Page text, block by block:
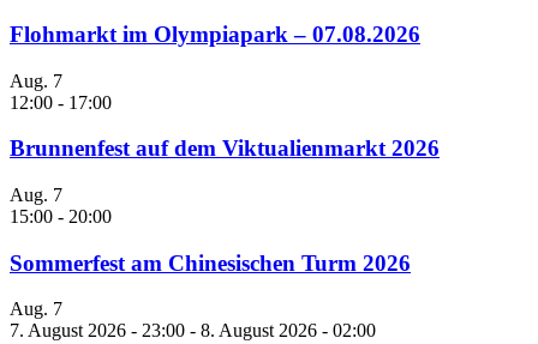
Flohmarkt im Olympiapark – 07.08.2026
Aug. 7
12:00 - 17:00
Brunnenfest auf dem Viktualienmarkt 2026
Aug. 7
15:00 - 20:00
Sommerfest am Chinesischen Turm 2026
Aug. 7
7. August 2026 - 23:00 - 8. August 2026 - 02:00